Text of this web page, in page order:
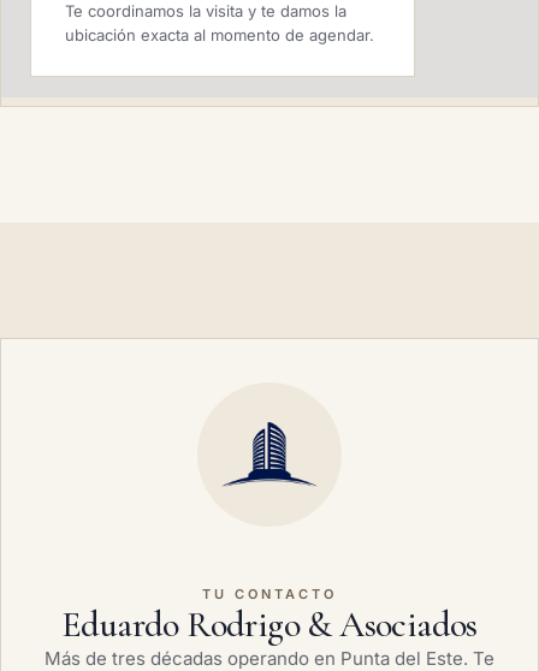
Te coordinamos la visita y te damos la
ubicación exacta al momento de agendar.
TU CONTACTO
Eduardo Rodrigo & Asociados
Más de tres décadas operando en Punta del Este. Te